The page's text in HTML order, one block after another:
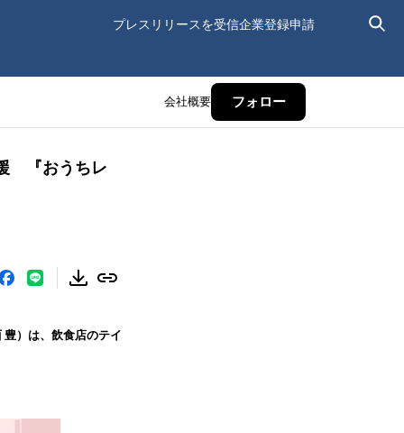
プレスリリースを受信企業登録申請
会社概要 フォロー
『おうちレ
）は、飲食店のテイ